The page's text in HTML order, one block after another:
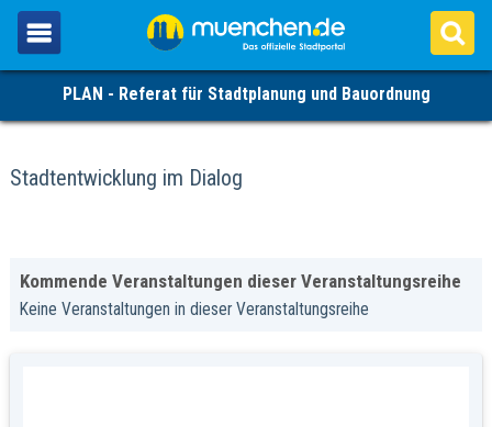
PLAN - Referat für Stadtplanung und Bauordnung
Stadtentwicklung im Dialog
Kommende Veranstaltungen dieser Veranstaltungsreihe
Keine Veranstaltungen in dieser Veranstaltungsreihe